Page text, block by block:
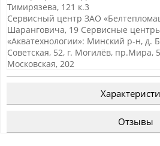
Тимирязева, 121 к.3
Сервисный центр ЗАО
Шаранговича, 19 Сервисные
«Акватехнологии»: Минский р-н, д.
Советская, 52, г. Могилёв, пр.Мира,
Московская, 202
Отзывы